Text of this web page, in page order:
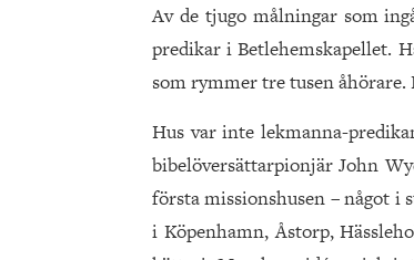
Av de tjugo målningar som
predikar i Betlehemskapellet.
som rymmer tre tusen
Hus var inte lekmanna-
bibelöversättarpionjär John
första missionshusen – något i
i Köpenhamn, Åstorp,